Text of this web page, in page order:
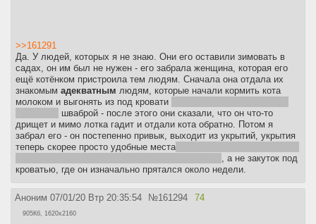
>>161291
Да. У людей, которых я не знаю. Они его оставили зимовать в
садах, он им был не нужен - его забрала женщина, которая его
ещё котёнком пристроила тем людям. Сначала она отдала их
знакомым адекватным людям, которые начали кормить кота
молоком и выгонять из под кровати
шваброй - после этого они сказали, что он что-то
дрищет и мимо лотка гадит и отдали кота обратно. Потом я
забрал его - он постепенно привык, выходит из укрытий, укрытия
теперь скорее просто удобные места
, а не закуток под
кроватью, где он изначально прятался около недели.
Аноним 07/01/20 Втр 20:35:54 №161294 74
905Кб, 1620x2160